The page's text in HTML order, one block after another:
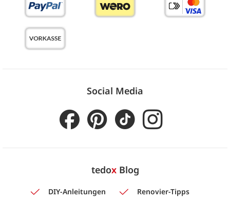
Social Media
tedoxBlog
DIY-Anleitungen
Renovier-Tipps